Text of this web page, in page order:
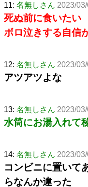
11: 名無しさん 2023/
死ぬ前に食いたい
ボロ泣きする自信
12: 名無しさん 2023/
アツアツよな
13: 名無しさん 2023/
水筒にお湯入れて
14: 名無しさん 2023/
コンビニに置いて
らなんか違った